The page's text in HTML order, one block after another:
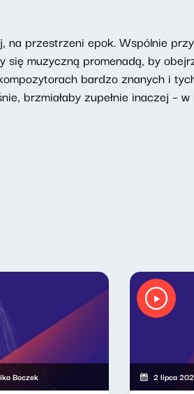
przestrzeni epok. Wspólnie
muzyczną promenadą, by
bardzo znanych i
brzmiałaby zupełnie inaczej –
Boczek 2 lipca